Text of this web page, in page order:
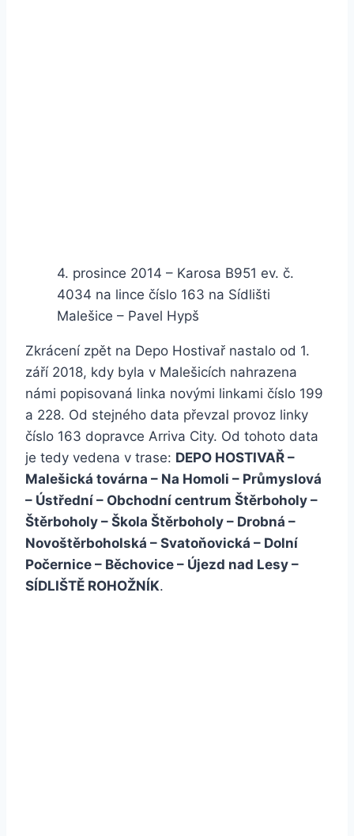
4. prosince 2014 – Karosa B951 ev. č.
4034 na lince číslo 163 na Sídlišti
Malešice – Pavel Hypš
Zkrácení zpět na Depo Hostivař nastalo od 1.
září 2018, kdy byla v Malešicích nahrazena
námi popisovaná linka novými linkami číslo 199
a 228. Od stejného data převzal provoz linky
číslo 163 dopravce Arriva City. Od tohoto data
je tedy vedena v trase: DEPO HOSTIVAŘ –
Malešická továrna – Na Homoli – Průmyslová
– Ústřední – Obchodní centrum Štěrboholy –
Štěrboholy – Škola Štěrboholy – Drobná –
Novoštěrboholská – Svatoňovická – Dolní
Počernice – Běchovice – Újezd nad Lesy –
SÍDLIŠTĚ ROHOŽNÍK.